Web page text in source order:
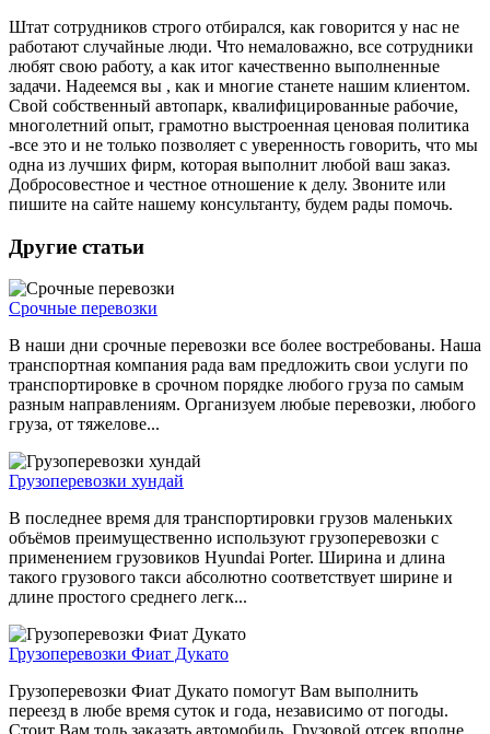
Штат сотрудников строго отбирался, как говорится у нас не
работают случайные люди. Что немаловажно, все сотрудники
любят свою работу, а как итог качественно выполненные
задачи. Надеемся вы , как и многие станете нашим клиентом.
Свой собственный автопарк, квалифицированные рабочие,
многолетний опыт, грамотно выстроенная ценовая политика
-все это и не только позволяет с уверенность говорить, что мы
одна из лучших фирм, которая выполнит любой ваш заказ.
Добросовестное и честное отношение к делу. Звоните или
пишите на сайте нашему консультанту, будем рады помочь.
Другие статьи
Срочные перевозки
В наши дни срочные перевозки все более востребованы. Наша
транспортная компания рада вам предложить свои услуги по
транспортировке в срочном порядке любого груза по самым
разным направлениям. Организуем любые перевозки, любого
груза, от тяжелове...
Грузоперевозки хундай
В последнее время для транспортировки грузов маленьких
объёмов преимущественно используют грузоперевозки с
применением грузовиков Hyundai Porter. Ширина и длина
такого грузового такси абсолютно соответствует ширине и
длине простого среднего легк...
Грузоперевозки Фиат Дукато
Грузоперевозки Фиат Дукато помогут Вам выполнить
переезд в любе время суток и года, независимо от погоды.